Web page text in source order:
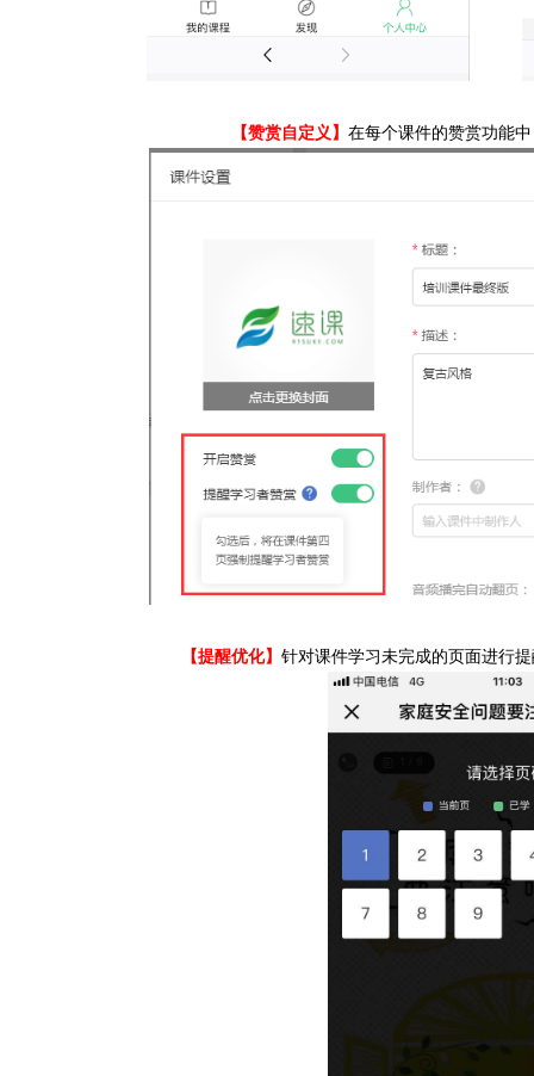
【赞赏自定义】 在每个课件的赞赏功能
【提醒优化】 针对课件学习未完成的页面进行